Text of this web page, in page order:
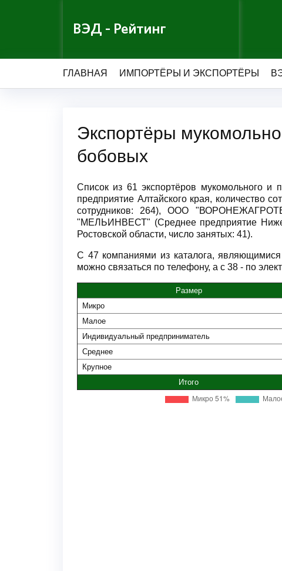
ВЭД - Рейтинг
ГЛАВНАЯ ИМПОРТЁРЫ И ЭКСПОРТЁРЫ
Экспортёры
бобовых
Список из 61 экспортёров мукомольного
предприятие Алтайского края, количество
сотрудников: 264), ООО
"МЕЛЬИНВЕСТ" (Среднее предприятие
Ростовской области, число занятых: 41).
С 47 компаниями из каталога,
можно связаться по телефону, а с 38 - по
Размер
Микро
Малое
Индивидуальный предприниматель
Среднее
Крупное
Итого